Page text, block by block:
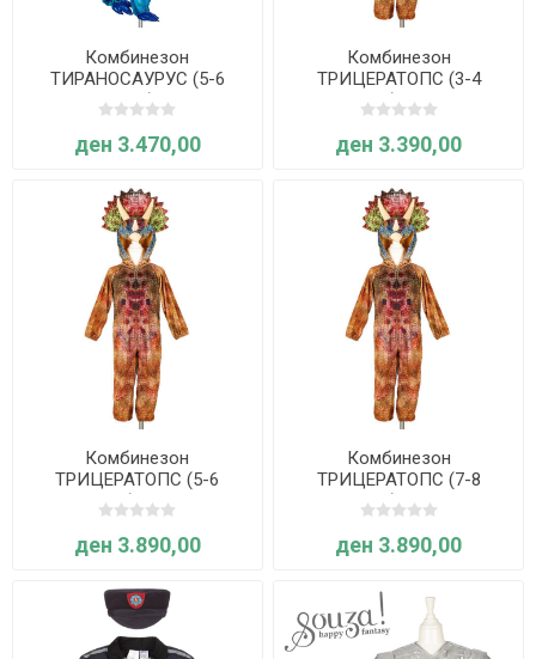
Комбинезон
ТИРАНОСАУРУС (5-6
години, син) - Souza
ден 3.470,00
Комбинезон
ТРИЦЕРАТОПС (3-4
години) - Souza
ден 3.390,00
Комбинезон
ТРИЦЕРАТОПС (5-6
години) - Souza
ден 3.890,00
Комбинезон
ТРИЦЕРАТОПС (7-8
години) - Souza
ден 3.890,00